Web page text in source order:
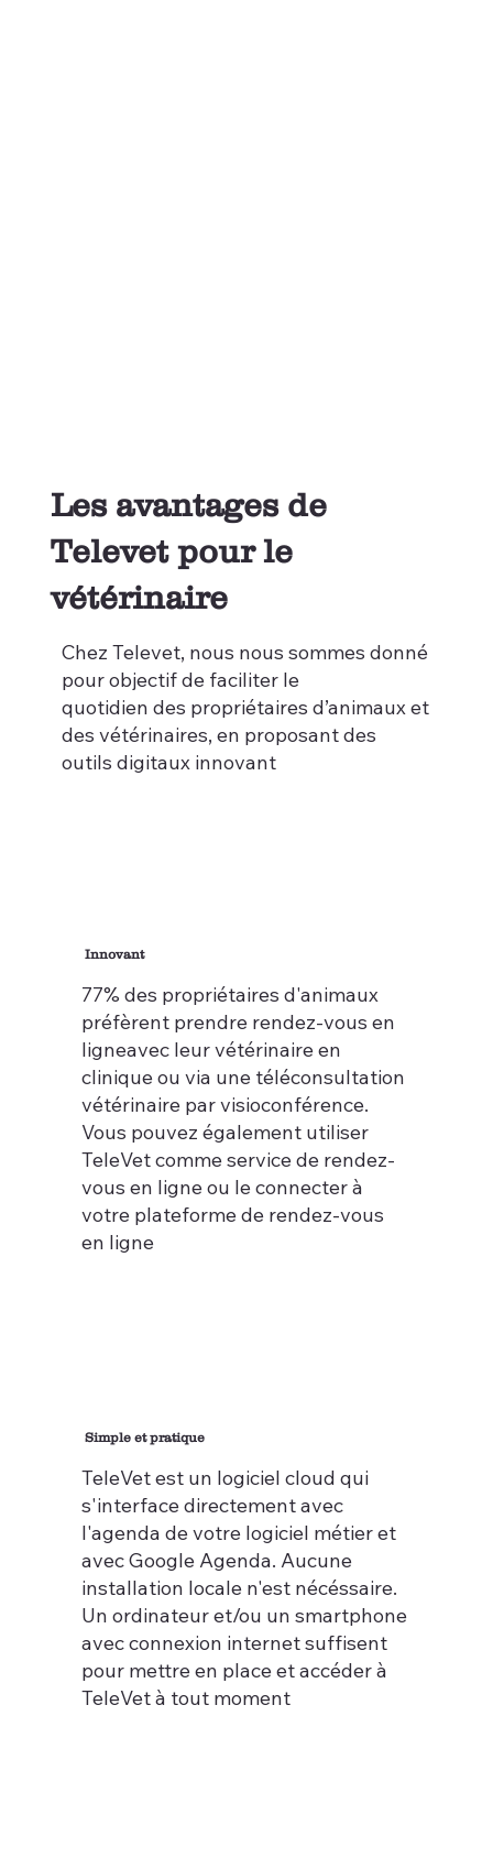
Les avantages de
Televet pour le
vétérinaire
Chez Televet, nous nous sommes donné
pour objectif de faciliter le
quotidien des propriétaires d’animaux et
des vétérinaires, en proposant des
outils digitaux innovant
Innovant
77% des propriétaires d'animaux
préfèrent prendre rendez-vous en
ligneavec leur vétérinaire en
clinique ou via une téléconsultation
vétérinaire par visioconférence.
Vous pouvez également utiliser
TeleVet comme service de rendez-
vous en ligne ou le connecter à
votre plateforme de rendez-vous
en ligne
Simple et pratique
TeleVet est un logiciel cloud qui
s'interface directement avec
l'agenda de votre logiciel métier et
avec Google Agenda. Aucune
installation locale n'est nécéssaire.
Un ordinateur et/ou un smartphone
avec connexion internet suffisent
pour mettre en place et accéder à
TeleVet à tout moment